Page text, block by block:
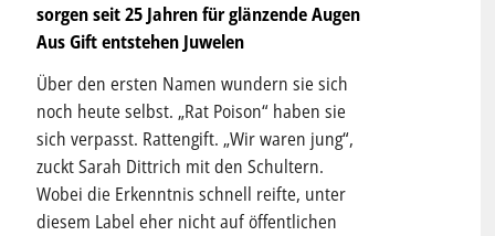
sorgen seit 25 Jahren für glänzende Augen
Aus Gift entstehen Juwelen
Über den ersten Namen wundern sie sich
noch heute selbst. „Rat Poison“ haben sie
sich verpasst. Rattengift. „Wir waren jung“,
zuckt Sarah Dittrich mit den Schultern.
Wobei die Erkenntnis schnell reifte, unter
diesem Label eher nicht auf öffentlichen